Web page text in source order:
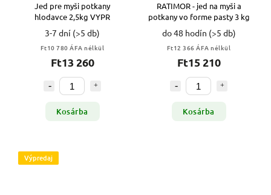
Jed pre myši potkany
hlodavce 2,5kg VYPR
3-7 dní (>5 db)
Ft10 780 ÁFA nélkül
Ft13 260
Kosárba
RATIMOR - jed na myši a
potkany vo forme pasty 3 kg
do 48 hodín (>5 db)
Ft12 366 ÁFA nélkül
Ft15 210
Kosárba
Výpredaj